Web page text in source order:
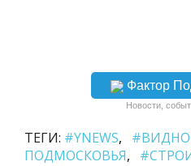
Фактор
Новости,
ТЕГИ: #YNEWS
ПОДМОСКОВЬЯ